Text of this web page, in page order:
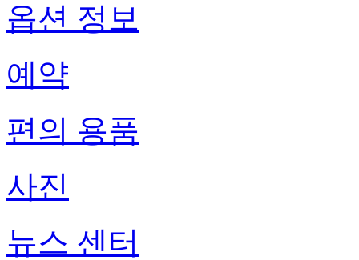
옵션 정보
예약
편의 용품
사진
뉴스 센터